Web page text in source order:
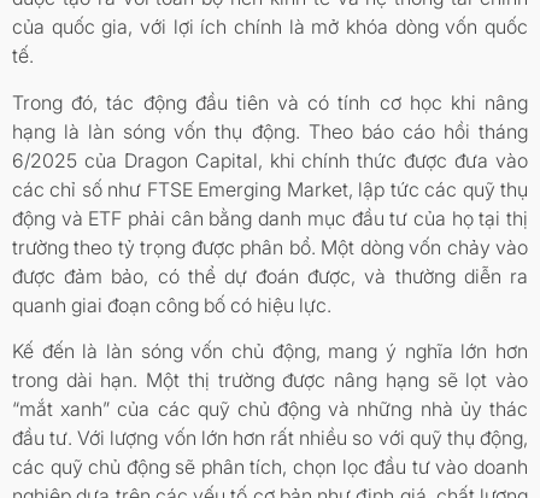
của quốc gia, với lợi ích chính là mở khóa dòng vốn quốc
tế.
Trong đó, tác động đầu tiên và có tính cơ học khi nâng
hạng là làn sóng vốn thụ động. Theo báo cáo hồi tháng
6/2025 của Dragon Capital, khi chính thức được đưa vào
các chỉ số như FTSE Emerging Market, lập tức các quỹ thụ
động và ETF phải cân bằng danh mục đầu tư của họ tại thị
trường theo tỷ trọng được phân bổ. Một dòng vốn chảy vào
được đảm bảo, có thể dự đoán được, và thường diễn ra
quanh giai đoạn công bố có hiệu lực.
Kế đến là làn sóng vốn chủ động, mang ý nghĩa lớn hơn
trong dài hạn. Một thị trường được nâng hạng sẽ lọt vào
“mắt xanh” của các quỹ chủ động và những nhà ủy thác
đầu tư. Với lượng vốn lớn hơn rất nhiều so với quỹ thụ động,
các quỹ chủ động sẽ phân tích, chọn lọc đầu tư vào doanh